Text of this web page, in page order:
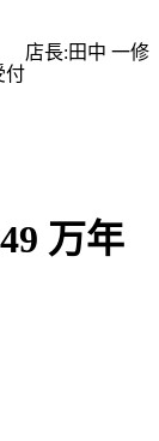
店長:田中 一修
付
万年